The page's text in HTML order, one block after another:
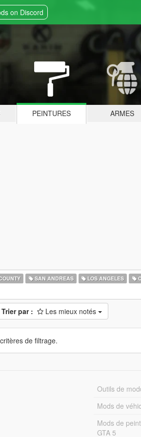
on Discord
PEINTURES ARMES
SAN ANDREAS LOS ANGELES
Trier par : Les mieux notés
de filtrage.
Outils de
Mods de
Mods de
GTA 5